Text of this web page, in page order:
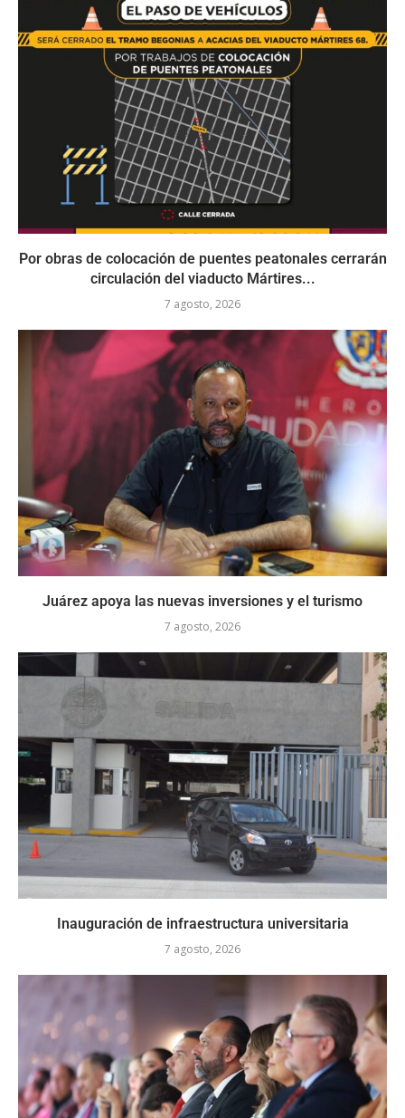
Por obras de colocación de puentes peatonales cerrarán
circulación del viaducto Mártires...
7 agosto, 2026
Juárez apoya las nuevas inversiones y el turismo
7 agosto, 2026
Inauguración de infraestructura universitaria
7 agosto, 2026